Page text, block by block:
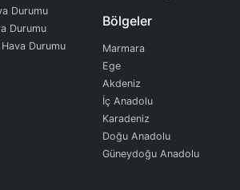
Durumu
Durumu
Durumu
Bölgeler
Marmara
Ege
Akdeniz
İç Anadolu
Karadeniz
Doğu Anadolu
Güneydoğu Anadolu